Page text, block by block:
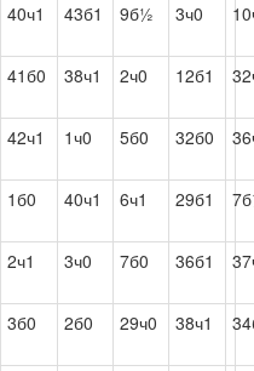
40ч1 43б1 9б½ 3ч0
41б0 38ч1 2ч0 12б1
42ч1 1ч0 5б0 32б0
1б0 40ч1 6ч1 29б1
2ч1 3ч0 7б0 36б1
3б0 2б0 29ч0 38ч1